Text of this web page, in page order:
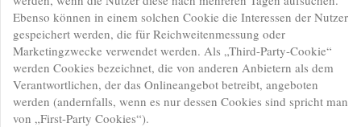
Ebenso können in einem solchen Cookie die Interessen der Nutzer
gespeichert werden, die für Reichweitenmessung oder
Marketingzwecke verwendet werden. Als „Third-Party-Cookie“
werden Cookies bezeichnet, die von anderen Anbietern als dem
Verantwortlichen, der das Onlineangebot betreibt, angeboten
werden (andernfalls, wenn es nur dessen Cookies sind spricht man
von „First-Party Cookies“).